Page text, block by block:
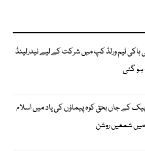
ہاکی ٹیم ورلڈ کپ میں شرکت کے لیے نیدرلینڈ
ہو گئی
پیک کے جاں بحق کوہ پیماؤں کی یاد میں اسلام
میں شمعیں روشن